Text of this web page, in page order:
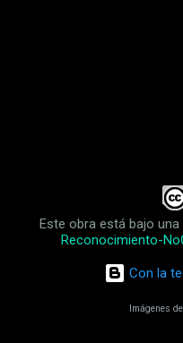
Este obra está bajo una
Reconocimiento-
Con la
Imágenes